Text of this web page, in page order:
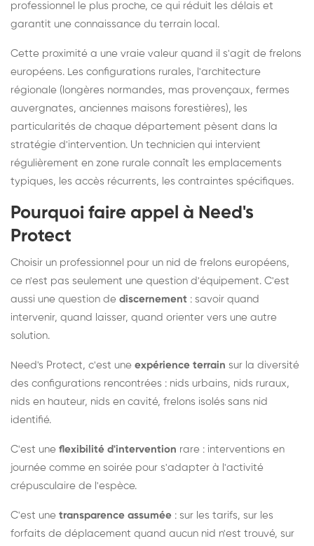
professionnel le plus proche, ce qui réduit les délais et
garantit une connaissance du terrain local.
Cette proximité a une vraie valeur quand il s'agit de frelons
européens. Les configurations rurales, l'architecture
régionale (longères normandes, mas provençaux, fermes
auvergnates, anciennes maisons forestières), les
particularités de chaque département pèsent dans la
stratégie d'intervention. Un technicien qui intervient
régulièrement en zone rurale connaît les emplacements
typiques, les accès récurrents, les contraintes spécifiques.
Pourquoi faire appel à Need's
Protect
Choisir un professionnel pour un nid de frelons européens,
ce n'est pas seulement une question d'équipement. C'est
aussi une question de discernement : savoir quand
intervenir, quand laisser, quand orienter vers une autre
solution.
Need's Protect, c'est une expérience terrain sur la diversité
des configurations rencontrées : nids urbains, nids ruraux,
nids en hauteur, nids en cavité, frelons isolés sans nid
identifié.
C'est une flexibilité d'intervention rare : interventions en
journée comme en soirée pour s'adapter à l'activité
crépusculaire de l'espèce.
C'est une transparence assumée : sur les tarifs, sur les
forfaits de déplacement quand aucun nid n'est trouvé, sur